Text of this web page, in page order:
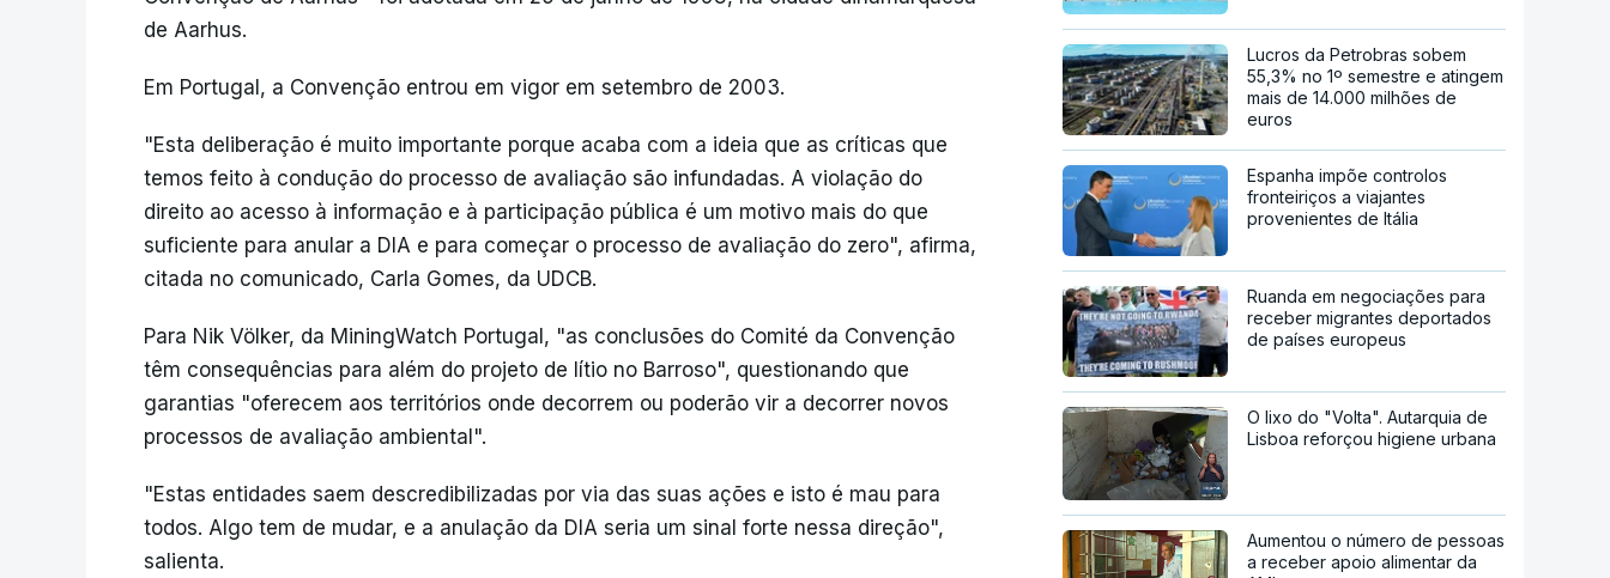
de Aarhus.
Em Portugal, a Convenção entrou em vigor em setembro de 2003.
"Esta deliberação é muito importante porque acaba com a ideia que as críticas que
temos feito à condução do processo de avaliação são infundadas. A violação do
direito ao acesso à informação e à participação pública é um motivo mais do que
suficiente para anular a DIA e para começar o processo de avaliação do zero", afirma,
citada no comunicado, Carla Gomes, da UDCB.
Para Nik Völker, da MiningWatch Portugal, "as conclusões do Comité da Convenção
têm consequências para além do projeto de lítio no Barroso", questionando que
garantias "oferecem aos territórios onde decorrem ou poderão vir a decorrer novos
processos de avaliação ambiental".
"Estas entidades saem descredibilizadas por via das suas ações e isto é mau para
todos. Algo tem de mudar, e a anulação da DIA seria um sinal forte nessa direção",
salienta.
Lucros da Petrobras sobem
55,3% no 1º semestre e atingem
mais de 14.000 milhões de
euros
Espanha impõe controlos
fronteiriços a viajantes
provenientes de Itália
Ruanda em negociações para
receber migrantes deportados
de países europeus
O lixo do "Volta". Autarquia de
Lisboa reforçou higiene urbana
Aumentou o número de pessoas
a receber apoio alimentar da